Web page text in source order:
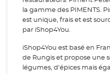
la gamme des PIMENTS.
est unique, frais et est
par iShop4You.
iShop4You est basé en
de Rungis et propose une
légumes, d’épices mais